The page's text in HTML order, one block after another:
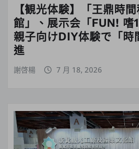
【観光体験】「王鼎時
館」、展示会「FUN! 嗜
親子向けDIY体験で「時
進
謝啓楊 7 月 18, 2026